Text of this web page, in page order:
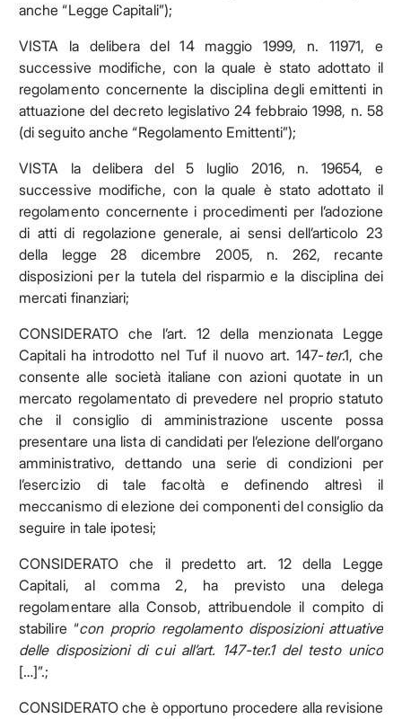
anche “Legge Capitali”);
VISTA la delibera del 14 maggio 1999, n. 11971, e
successive modifiche, con la quale è stato adottato il
regolamento concernente la disciplina degli emittenti in
attuazione del decreto legislativo 24 febbraio 1998, n. 58
(di seguito anche “Regolamento Emittenti”);
VISTA la delibera del 5 luglio 2016, n. 19654, e
successive modifiche, con la quale è stato adottato il
regolamento concernente i procedimenti per l’adozione
di atti di regolazione generale, ai sensi dell’articolo 23
della legge 28 dicembre 2005, n. 262, recante
disposizioni per la tutela del risparmio e la disciplina dei
mercati finanziari;
CONSIDERATO che l’art. 12 della menzionata Legge
Capitali ha introdotto nel Tuf il nuovo art. 147- ter.1, che
consente alle società italiane con azioni quotate in un
mercato regolamentato di prevedere nel proprio statuto
che il consiglio di amministrazione uscente possa
presentare una lista di candidati per l’elezione dell’organo
amministrativo, dettando una serie di condizioni per
l’esercizio di tale facoltà e definendo altresì il
meccanismo di elezione dei componenti del consiglio da
seguire in tale ipotesi;
CONSIDERATO che il predetto art. 12 della Legge
Capitali, al comma 2, ha previsto una delega
regolamentare alla Consob, attribuendole il compito di
stabilire “con proprio regolamento disposizioni attuative
delle disposizioni di cui all’art. 147-ter.1 del testo unico
[…]”.;
CONSIDERATO che è opportuno procedere alla revisione